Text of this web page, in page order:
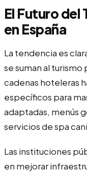
El Futuro del
en España
La tendencia es
se suman al
cadenas hoteleras
específicos para
adaptadas, menús
servicios de spa
Las instituciones
en mejorar